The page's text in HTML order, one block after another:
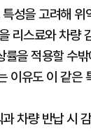
성을 고려해
리스료와 차량
을 적용할 수
이유도 이 같은
차량 반납 시